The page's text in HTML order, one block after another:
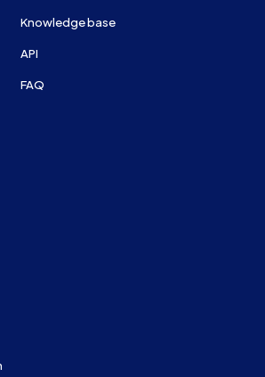
Knowledge base
API
FAQ